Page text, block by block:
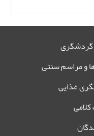
و مراسم سنتی
غذایی